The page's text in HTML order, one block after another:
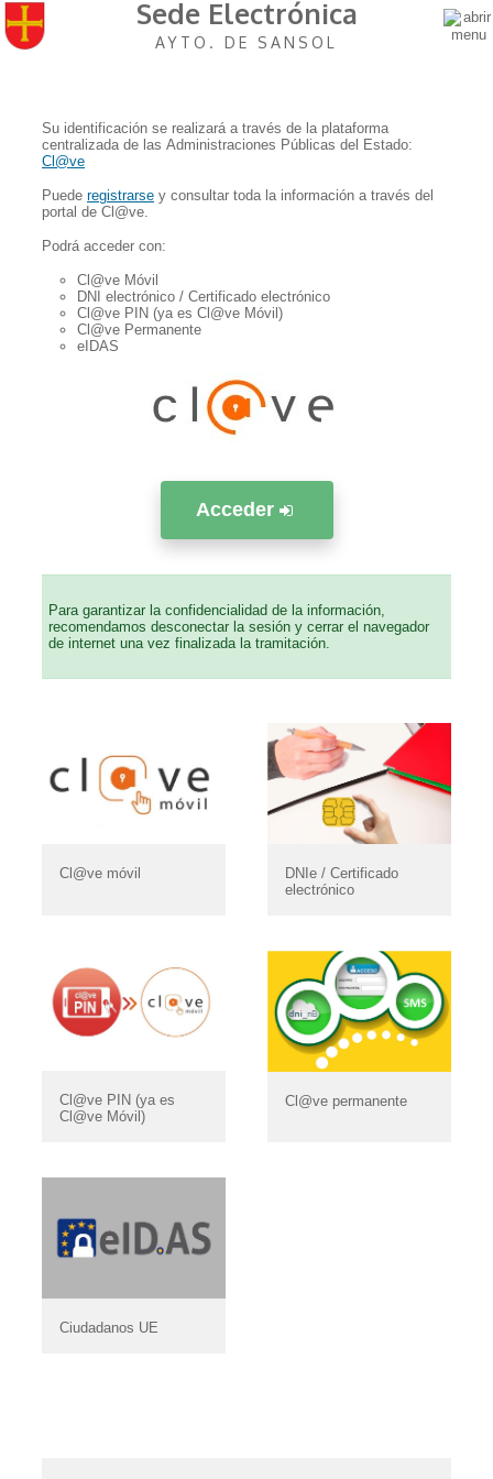
Sede Electrónica
AYTO. DE SANSOL
Su identificación se realizará a través de la plataforma
centralizada de las Administraciones Públicas del Estado:
Cl@ve
Puede registrarse y consultar toda la información a través del
portal de Cl@ve.
Podrá acceder con:
Cl@ve Móvil
DNI electrónico / Certificado electrónico
Cl@ve PIN (ya es Cl@ve Móvil)
Cl@ve Permanente
eIDAS
Acceder
Para garantizar la confidencialidad de la información,
recomendamos desconectar la sesión y cerrar el navegador
de internet una vez finalizada la tramitación.
Cl@ve móvil
DNIe / Certificado
electrónico
Cl@ve PIN (ya es
Cl@ve Móvil)
Cl@ve permanente
Ciudadanos UE